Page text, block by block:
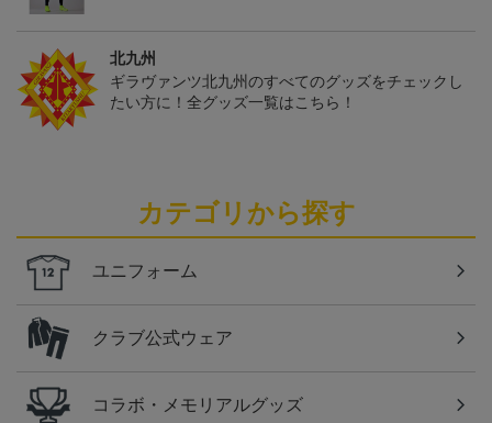
北九州
ギラヴァンツ北九州のすべてのグッズをチェックし
たい方に！全グッズ一覧はこちら！
カテゴリから探す
ユニフォーム
クラブ公式ウェア
コラボ・メモリアルグッズ